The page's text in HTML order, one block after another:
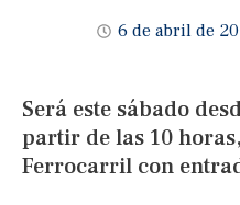
6 de abril de
Será este sábado
partir de las 10
Ferrocarril con